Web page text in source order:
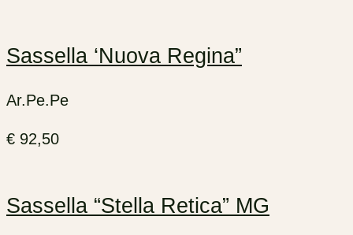
Sassella ‘Nuova Regina”
Ar.Pe.Pe
€ 92,50
Sassella “Stella Retica” MG